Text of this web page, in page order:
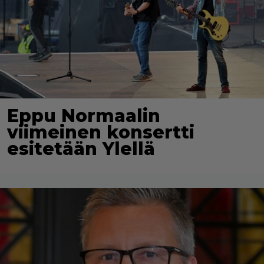
Eppu Normaalin
viimeinen konsertti
esitetään Ylellä